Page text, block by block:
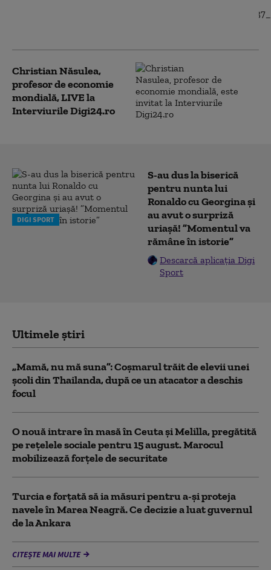
Christian Năsulea,
profesor de economie
mondială, LIVE la
Interviurile Digi24.ro
DIGI SPORT
S-au dus la biserică
pentru nunta lui
Ronaldo cu Georgina și
au avut o surpriză
uriașă! ”Momentul va
rămâne în istorie”
Descarcă aplicația Digi
Sport
Ultimele știri
„Mamă, nu mă suna”: Coșmarul trăit de elevii unei
școli din Thailanda, după ce un atacator a deschis
focul
O nouă intrare în masă în Ceuta și Melilla, pregătită
pe rețelele sociale pentru 15 august. Marocul
mobilizează forțele de securitate
Turcia e forțată să ia măsuri pentru a-și proteja
navele în Marea Neagră. Ce decizie a luat guvernul
de la Ankara
CITEȘTE MAI MULTE